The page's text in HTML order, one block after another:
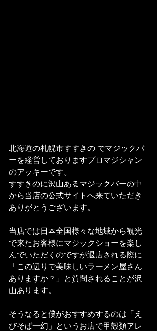
北海道の札幌市すすきの でマジックバ
ーを経営しておりますプロマジシャン
のアッキーです。
すすきのに沢山あるマジックバーの中
から当店の公式サイトへ来ていただき
ありがとうございます。
当店では日本全国様々な地域から観光
で来たお客様にマジックショーを楽し
んでいただくのですが退店される際に
「この辺りで美味しいラーメン屋さん
ありますか？」と質問されることが沢
山あります。
そうなると僕がおすすめするのは「え
びそば一幻」というお店で甲殻類アレ